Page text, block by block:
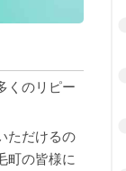
くのリピー
ただけるの
町の皆様に